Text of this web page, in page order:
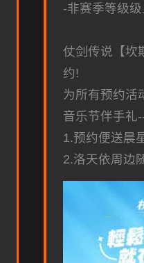
-非赛季等级
仗剑传说【坎
约!
为所有预约活
音乐节伴手礼
1.预约便送晨
2.洛天依周边